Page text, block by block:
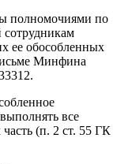
полномочиями по
ее обособленных
Минфина
все
(п. 2 ст. 55 ГК